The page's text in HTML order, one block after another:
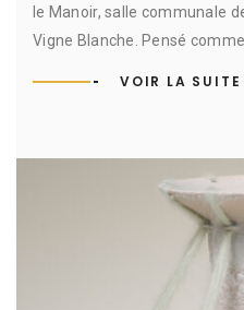
le Manoir, salle communale
Vigne Blanche. Pensé comme
VOIR LA SUITE